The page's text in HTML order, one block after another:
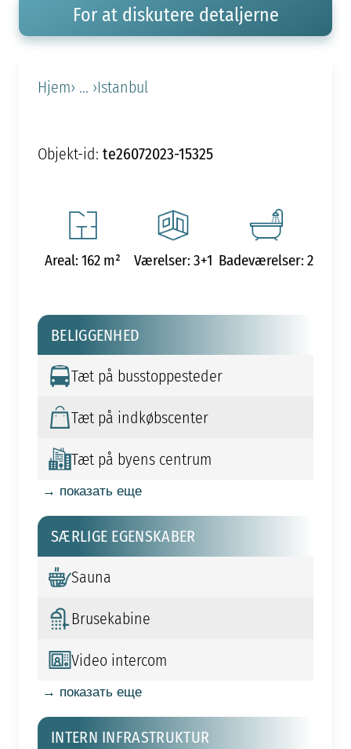
For at diskutere detaljerne
Hjem› ... ›Istanbul
Objekt-id: te26072023-15325
Areal: 162 m² Værelser: 3+1 Badeværelser: 2
BELIGGENHED
Tæt på busstoppesteder
Tæt på indkøbscenter
Tæt på byens centrum
→ показать еще
SÆRLIGE EGENSKABER
Sauna
Brusekabine
Video intercom
→ показать еще
INTERN INFRASTRUKTUR